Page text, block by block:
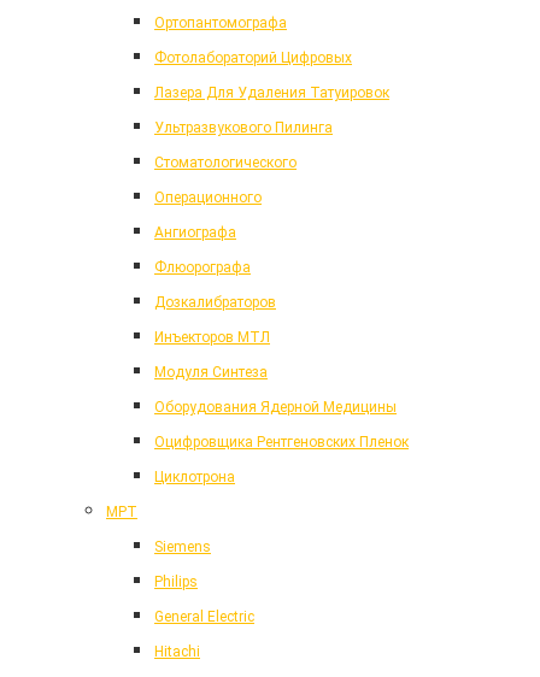
Ортопантомографа
Фотолабораторий Цифровых
Лазера Для Удаления Татуировок
Ультразвукового Пилинга
Стоматологического
Операционного
Ангиографа
Флюорографа
Дозкалибраторов
Инъекторов МТЛ
Модуля Синтеза
Оборудования Ядерной Медицины
Оцифровщика Рентгеновских Пленок
Циклотрона
МРТ
Siemens
Philips
General Electric
Hitachi